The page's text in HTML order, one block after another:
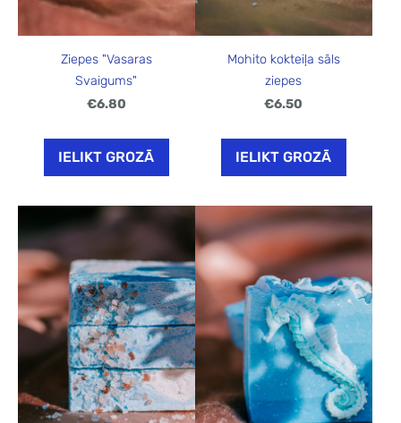
Ziepes "Vasaras
Svaigums"
€6.80
IELIKT GROZĀ
Mohito kokteiļa sāls
ziepes
€6.50
IELIKT GROZĀ